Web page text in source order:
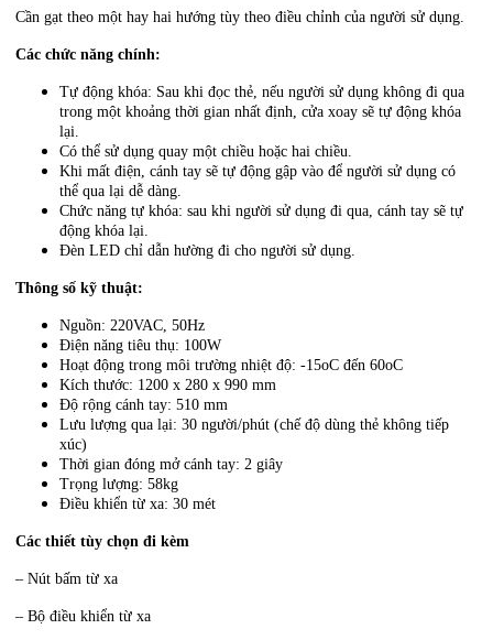
Cần gạt theo một hay hai hướng tùy theo điều chỉnh của người sử dụng.
Các chức năng chính:
Tự động khóa: Sau khi đọc thẻ, nếu người sử dụng không đi qua
trong một khoảng thời gian nhất định, cửa xoay sẽ tự động khóa
lại.
Có thể sử dụng quay một chiều hoặc hai chiều.
Khi mất điện, cánh tay sẽ tự động gập vào để người sử dụng có
thể qua lại dễ dàng.
Chức năng tự khóa: sau khi người sử dụng đi qua, cánh tay sẽ tự
động khóa lại.
Đèn LED chỉ dẫn hường đi cho người sử dụng.
Thông số kỹ thuật:
Nguồn: 220VAC, 50Hz
Điện năng tiêu thụ: 100W
Hoạt động trong môi trường nhiệt độ: -15oC đến 60oC
Kích thước: 1200 x 280 x 990 mm
Độ rộng cánh tay: 510 mm
Lưu lượng qua lại: 30 người/phút (chế độ dùng thẻ không tiếp
xúc)
Thời gian đóng mở cánh tay: 2 giây
Trọng lượng: 58kg
Điều khiển từ xa: 30 mét
Các thiết tùy chọn đi kèm
– Nút bấm từ xa
– Bộ điều khiển từ xa